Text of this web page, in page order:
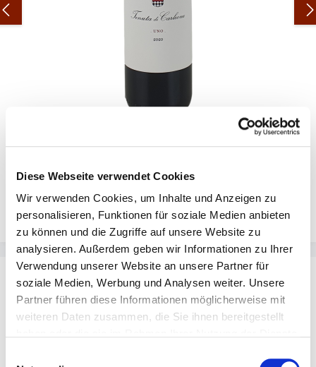
Diese Webseite verwendet Cookies
Wir verwenden Cookies, um Inhalte und Anzeigen zu
personalisieren, Funktionen für soziale Medien anbieten
zu können und die Zugriffe auf unsere Website zu
analysieren. Außerdem geben wir Informationen zu Ihrer
Verwendung unserer Website an unsere Partner für
soziale Medien, Werbung und Analysen weiter. Unsere
Partner führen diese Informationen möglicherweise mit
weiteren Daten zusammen, die Sie ihnen bereitgestellt
Tenuta di Carleone UNO IGT 2020 - 0,75l
Verkaufspreis:
49,00 € Regulärer Preis:
65,00 €